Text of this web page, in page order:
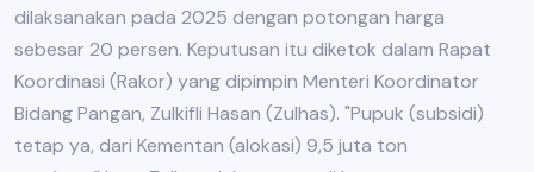
dilaksanakan pada 2025 dengan potongan harga
sebesar 20 persen. Keputusan itu diketok dalam Rapat
Koordinasi (Rakor) yang dipimpin Menteri Koordinator
Bidang Pangan, Zulkifli Hasan (Zulhas). "Pupuk (subsidi)
tetap ya, dari Kementan (alokasi) 9,5 juta ton